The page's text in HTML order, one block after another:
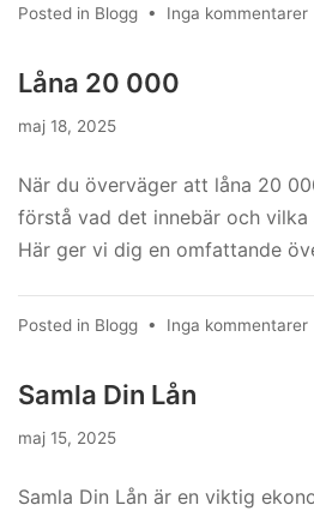
Posted in Blogg • Inga kommentarertill
Låna 20 000
maj 18, 2025
När du överväger att låna 20
förstå vad det innebär och vilka
Här ger vi dig en omfattande
Posted in Blogg • Inga kommentarertill
Samla Din Lån
maj 15, 2025
Samla Din Lån är en viktig